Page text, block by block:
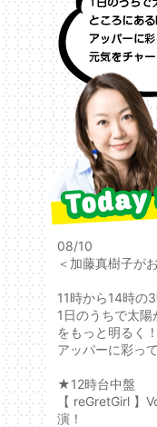
08/10
＜加藤真樹子が
11時から14時の3
1日のうちで太
をもっと明るく！
アッパーに彩っ
★12時台中盤
【 reGretGirl 】
演！